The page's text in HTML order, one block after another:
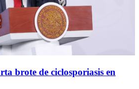
brote de ciclosporiasis en